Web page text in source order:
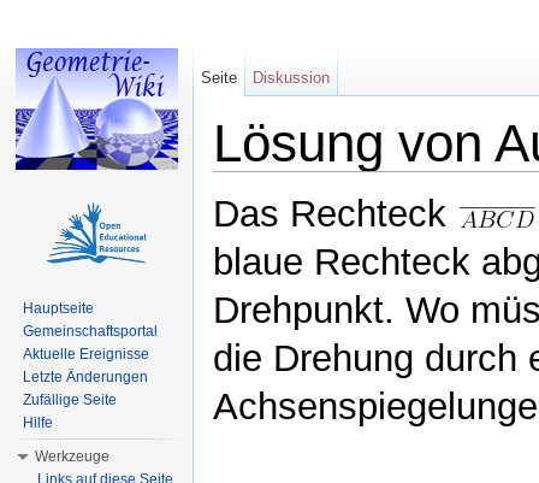
Lösung von
Das Rechteck
blaue Rechteck
Drehpunkt. Wo
die Drehung durch
Seite Diskussion
Hauptseite
Gemeinschaftsportal
Aktuelle Ereignisse
Letzte Änderungen
Zufällige Seite
Hilfe
Werkzeuge
Links auf diese Seite